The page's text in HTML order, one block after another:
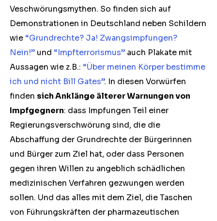
Veschwörungsmythen. So finden sich auf
Demonstrationen in Deutschland neben Schildern
wie “Grundrechte? Ja! Zwangsimpfungen?
Nein!” und “Impfterrorismus” auch Plakate mit
Aussagen wie z.B.: “Über meinen Körper bestimme
ich und nicht Bill Gates”. In diesen Vorwürfen
finden sich Anklänge älterer Warnungen von
Impfgegnern: dass Impfungen Teil einer
Regierungsverschwörung sind, die die
Abschaffung der Grundrechte der Bürgerinnen
und Bürger zum Ziel hat, oder dass Personen
gegen ihren Willen zu angeblich schädlichen
medizinischen Verfahren gezwungen werden
sollen. Und das alles mit dem Ziel, die Taschen
von Führungskräften der pharmazeutischen